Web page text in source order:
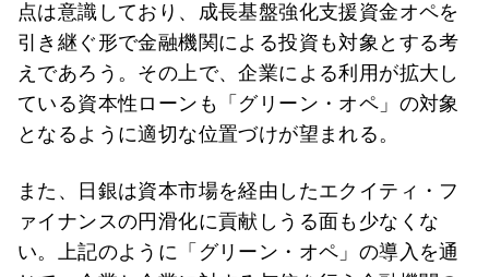
点は意識しており、成長基盤強化支援資金オペを
引き継ぐ形で金融機関による投資も対象とする考
えであろう。その上で、企業による利用が拡大し
ている資本性ローンも「グリーン・オペ」の対象
となるように適切な位置づけが望まれる。
また、日銀は資本市場を経由したエクイティ・フ
ァイナンスの円滑化に貢献しうる面も少なくな
い。上記のように「グリーン・オペ」の導入を通